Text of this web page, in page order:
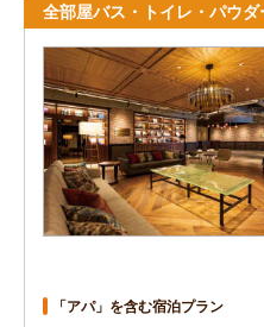
全部屋バス・トイレ・パウ
「アパ」を含む宿泊プラン